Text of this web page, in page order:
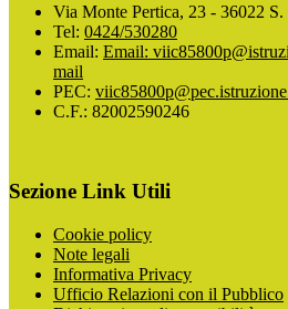
Via Monte Pertica, 23 - 36022
Tel: 0424/530280
Email: Email:
mail
PEC:
C.F.: 82002590246
Sezione Link Utili
Cookie policy
Note legali
Informativa Privacy
Ufficio Relazioni con il Pubblico